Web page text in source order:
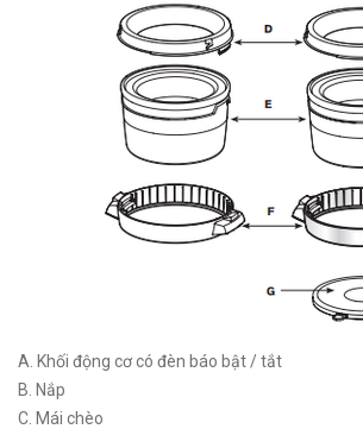
A. Khối động cơ có đèn báo bật / tắt
B. Nắp
C. Mái chèo